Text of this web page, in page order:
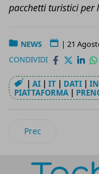
pacchetti turistici per
NEWS | 21
CONDIVIDI
| AI | IT | DATI |
PIATTAFORMA |
Articolo
Prec